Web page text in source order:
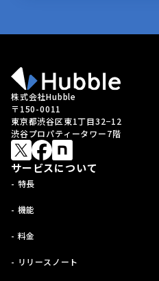
株式会社Hubble
〒150-0011
東京都渋谷区東1丁目32−12
渋谷プロパティータワー7階
サービスについて
- 特長
- 機能
- 料金
- リリースノート